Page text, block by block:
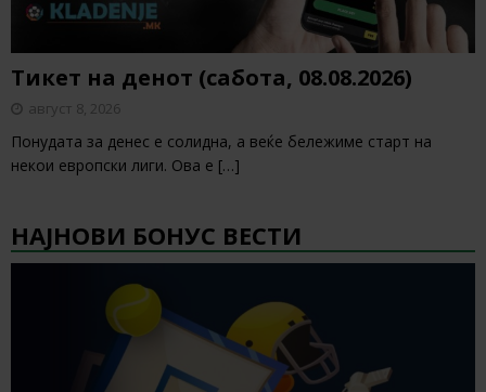
Тикет на денот (сабота, 08.08.2026)
август 8, 2026
Понудата за денес е солидна, а веќе бележиме старт на
некои европски лиги. Ова е […]
НАЈНОВИ БОНУС ВЕСТИ